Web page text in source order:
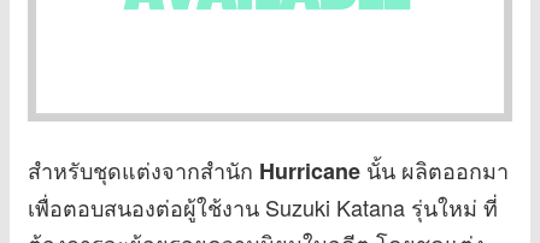
สำหรับชุดแต่งจากสำนัก Hurricane นั้น ผลิตออกมา
เพื่อตอบสนองต่อผู้ใช้งาน Suzuki Katana รุ่นใหม่ ที่